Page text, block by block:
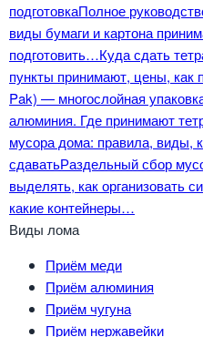
подготовкаПолное
виды бумаги и картона
подготовить…Куда сдать
пункты принимают, цены, как
Pak) — многослойная
алюминия. Где принимают
мусора дома: правила, виды,
сдаватьРаздельный сбор
выделять, как организовать
какие контейнеры…
Виды лома
Приём меди
Приём алюминия
Приём чугуна
Приём нержавейки